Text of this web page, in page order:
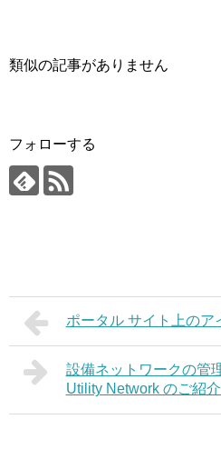
類似の記事がありません
フォローする
ポータル サイト上のア
設備ネットワークの管
Utility Network のご紹